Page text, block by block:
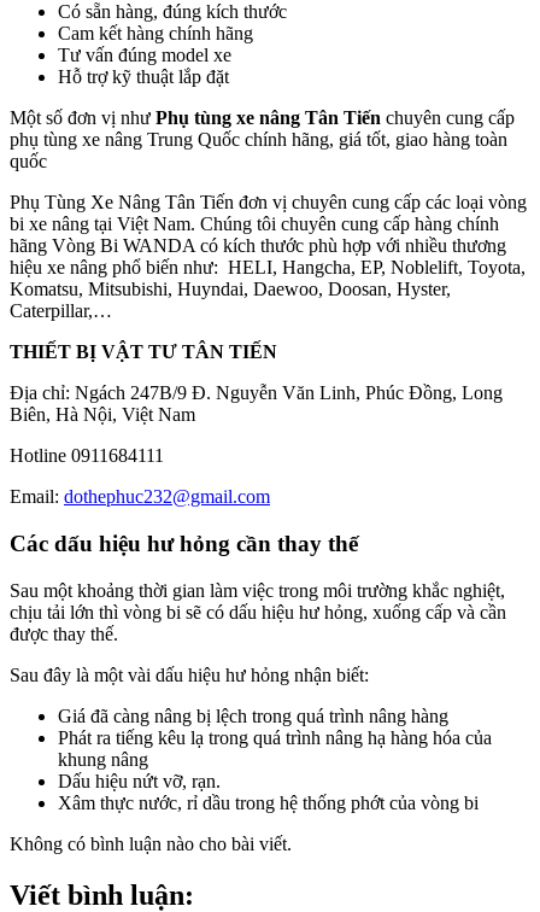
Có sẵn hàng, đúng kích thước
Cam kết hàng chính hãng
Tư vấn đúng model xe
Hỗ trợ kỹ thuật lắp đặt
Một số đơn vị như Phụ tùng xe nâng Tân Tiến chuyên cung cấp
phụ tùng xe nâng Trung Quốc chính hãng, giá tốt, giao hàng toàn
quốc
Phụ Tùng Xe Nâng Tân Tiến đơn vị chuyên cung cấp các loại vòng
bi xe nâng tại Việt Nam. Chúng tôi chuyên cung cấp hàng chính
hãng Vòng Bi WANDA có kích thước phù hợp với nhiều thương
hiệu xe nâng phổ biến như: HELI, Hangcha, EP, Noblelift, Toyota,
Komatsu, Mitsubishi, Huyndai, Daewoo, Doosan, Hyster,
Caterpillar,…
THIẾT BỊ VẬT TƯ TÂN TIẾN
Địa chỉ: Ngách 247B/9 Đ. Nguyễn Văn Linh, Phúc Đồng, Long
Biên, Hà Nội, Việt Nam
Hotline 0911684111
Email: dothephuc232@gmail.com
Các dấu hiệu hư hỏng cần thay thế
Sau một khoảng thời gian làm việc trong môi trường khắc nghiệt,
chịu tải lớn thì vòng bi sẽ có dấu hiệu hư hỏng, xuống cấp và cần
được thay thế.
Sau đây là một vài dấu hiệu hư hỏng nhận biết:
Giá đã càng nâng bị lệch trong quá trình nâng hàng
Phát ra tiếng kêu lạ trong quá trình nâng hạ hàng hóa của
khung nâng
Dấu hiệu nứt vỡ, rạn.
Xâm thực nước, rỉ dầu trong hệ thống phớt của vòng bi
Không có bình luận nào cho bài viết.
Viết bình luận: